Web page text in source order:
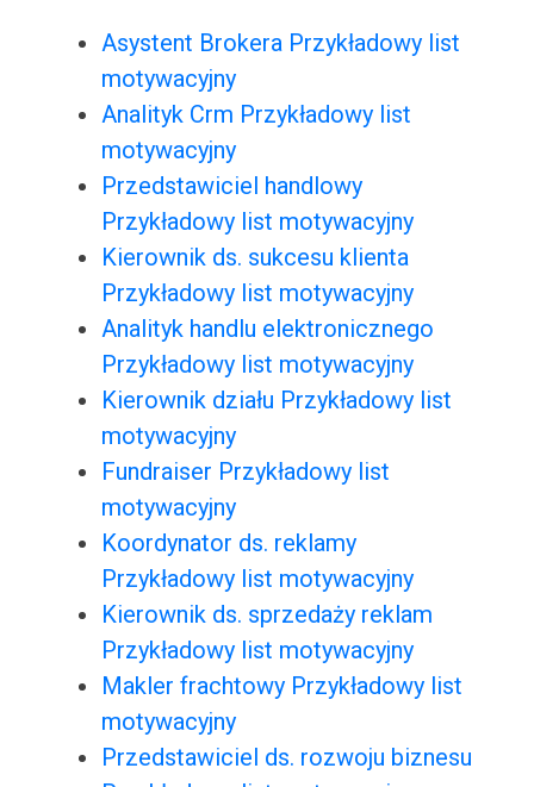
Asystent Brokera Przykładowy list
motywacyjny
Analityk Crm Przykładowy list
motywacyjny
Przedstawiciel handlowy
Przykładowy list motywacyjny
Kierownik ds. sukcesu klienta
Przykładowy list motywacyjny
Analityk handlu elektronicznego
Przykładowy list motywacyjny
Kierownik działu Przykładowy list
motywacyjny
Fundraiser Przykładowy list
motywacyjny
Koordynator ds. reklamy
Przykładowy list motywacyjny
Kierownik ds. sprzedaży reklam
Przykładowy list motywacyjny
Makler frachtowy Przykładowy list
motywacyjny
Przedstawiciel ds. rozwoju biznesu